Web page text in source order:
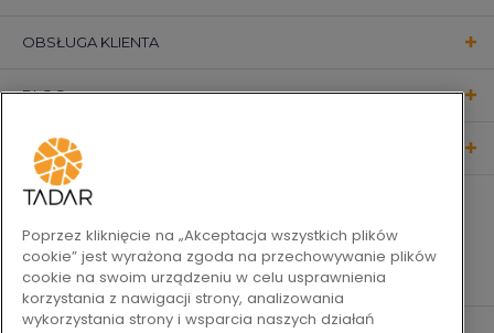
OBSŁUGA KLIENTA
BLOG
KONTAKT
Poprzez kliknięcie na „Akceptacja wszystkich plików
cookie” jest wyrażona zgoda na przechowywanie plików
cookie na swoim urządzeniu w celu usprawnienia
korzystania z nawigacji strony, analizowania
wykorzystania strony i wsparcia naszych działań